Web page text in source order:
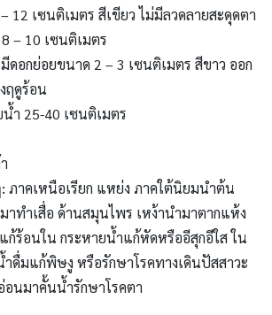
12 เซนติเมตร สีเขียว ไม่มีลวดลายสะดุดตา
– 10 เซนติเมตร
ดอกย่อยขนาด 2 – 3 เซนติเมตร สีขาว ออก
ฤดูร้อน
ำ 25-40 เซนติเมตร
: ภาคเหนือเรียก แหย่ง ภาคใต้นิยมนำต้น
าทำเสื่อ ด้านสมุนไพร เหง้านำมาตากแห้ง
ก้ร้อนใน กระหายน้ำแก้หัดหรืออีสุกอีใส ใน
ดื่มแก้พิษงู หรือรักษาโรคทางเดินปัสสาวะ
นมาคั้นน้ำรักษาโรคตา